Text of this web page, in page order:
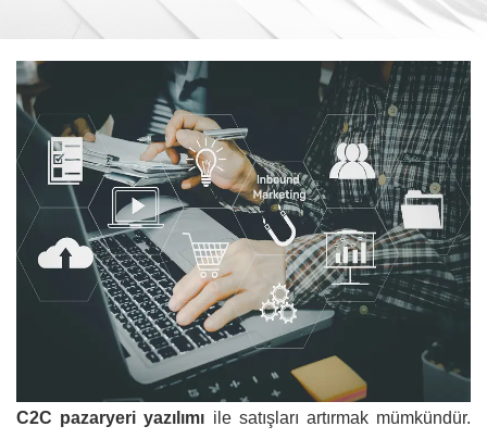
C2C pazaryeri yazılımı ile satışları artırmak mümkündür.